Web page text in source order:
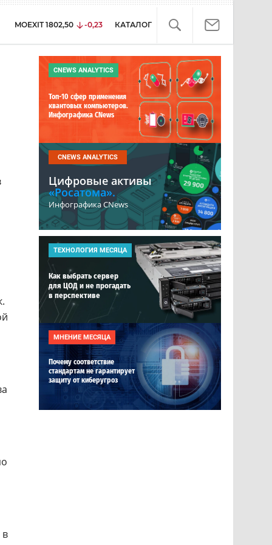
MOEXIT 1802,50 -0,23 КАТАЛОГ
в
CNEWS ANALYTICS
Топ-10 сфер применения
квантовых компьютеров.
Инфографика CNews
CNEWS ANALYTICS
Цифровые активы
«Росатома».
Инфографика CNews
ТЕХНОЛОГИЯ МЕСЯЦА
Как выбрать сервер
для ЦОД и не прогадать
в перспективе
МНЕНИЕ МЕСЯЦА
Почему соответствие
стандартам не гарантирует
защиту от киберугроз